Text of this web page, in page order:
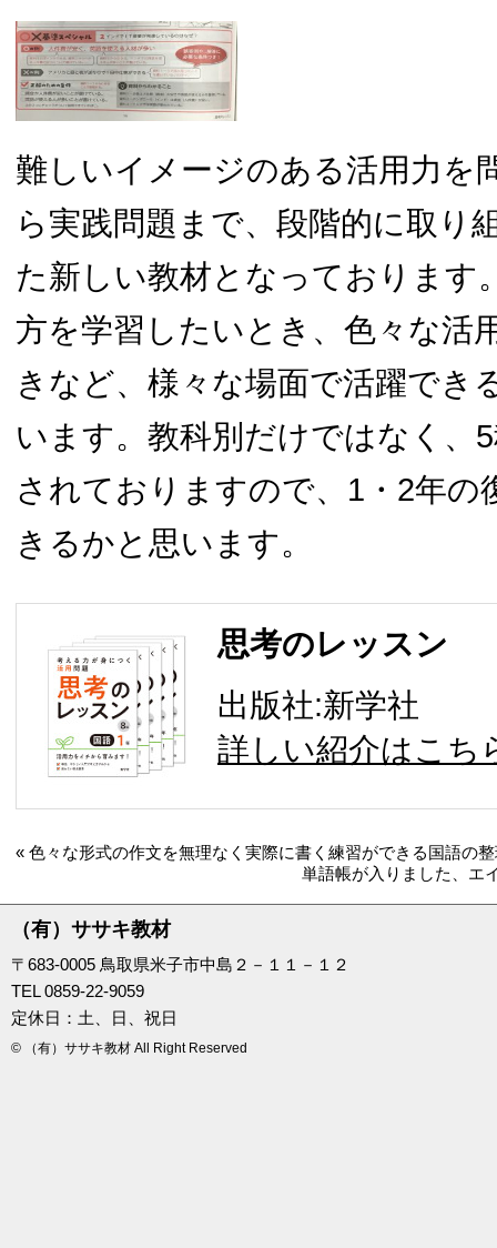
難しいイメージのある活用力を
ら実践問題まで、段階的に取り
た新しい教材となっております
方を学習したいとき、色々な活
きなど、様々な場面で活躍でき
います。教科別だけではなく、
されておりますので、1・2年の
きるかと思います。
思考のレッスン
出版社:新学社
詳しい紹介はこち
« 色々な形式の作文を無理なく実際に書く練習ができる国語の
単語帳が入りました、エ
（有）ササキ教材
〒683-0005 鳥取県米子市中島２－１１－１２
TEL 0859-22-9059
定休日：土、日、祝日
© （有）ササキ教材 All Right Reserved